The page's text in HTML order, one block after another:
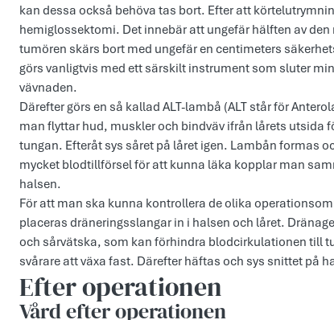
kan dessa också behöva tas bort. Efter att
hemiglossektomi. Det innebär att ungefär hälften av
tumören skärs bort med ungefär en centimeters
görs vanligtvis med ett särskilt instrument som sluter
vävnaden.
Därefter görs en så kallad ALT-lambå (ALT står för
man flyttar hud, muskler och bindväv ifrån lårets utsida
tungan. Efteråt sys såret på låret igen. Lambån formas
mycket blodtillförsel för att kunna läka kopplar man
halsen.
För att man ska kunna kontrollera de olika
placeras dräneringsslangar in i halsen och låret.
och sårvätska, som kan förhindra blodcirkulationen till
svårare att växa fast. Därefter häftas och sys snittet på
Efter operationen
Vård efter operationen